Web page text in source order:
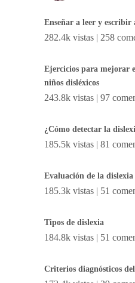
Enseñar a leer y escribir
282.4k vistas | 258
Ejercicios para mejorar
niños disléxicos
243.8k vistas | 97
¿Cómo detectar la
185.5k vistas | 81
Evaluación de la dislexia
185.3k vistas | 51
Tipos de dislexia
184.8k vistas | 51
Criterios diagnósticos